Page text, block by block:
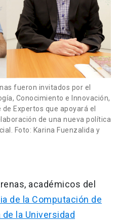
fueron invitados por el
Conocimiento e Innovación,
Expertos que apoyará el
de una nueva política
Foto: Karina Fuenzalida y
académicos del
de la Computación de
la Universidad